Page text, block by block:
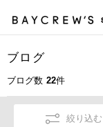
ブログ
ブログ数 22件
絞り込む